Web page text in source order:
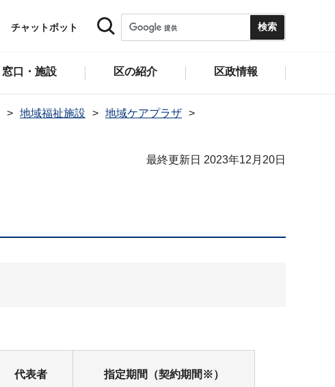
チャットボット
窓口・施設 区の紹介 区政情報
地域福祉施設
地域ケアプラザ
最終更新日 2023年12月20日
代表者 指定期間（契約期間※）